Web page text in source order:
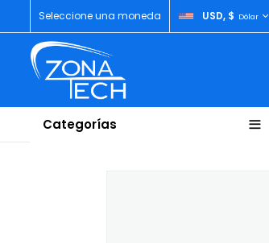
Seleccione una moneda USD, $ Dólar
Categorías